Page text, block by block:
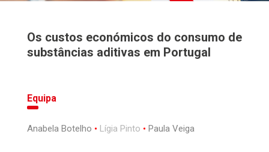
Os custos económicos do consumo de
substâncias aditivas em Portugal
Equipa
Anabela Botelho Lígia Pinto Paula Veiga